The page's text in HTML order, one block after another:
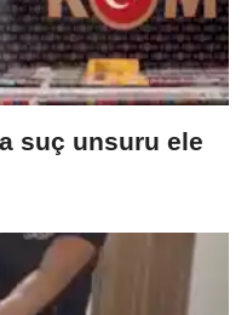
suç unsuru ele